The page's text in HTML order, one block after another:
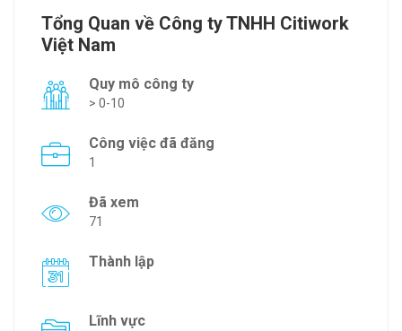
Tổng Quan về Công ty TNHH Citiwork
Việt Nam
Quy mô công ty
> 0-10
Công việc đã đăng
1
Đã xem
71
Thành lập
Lĩnh vực